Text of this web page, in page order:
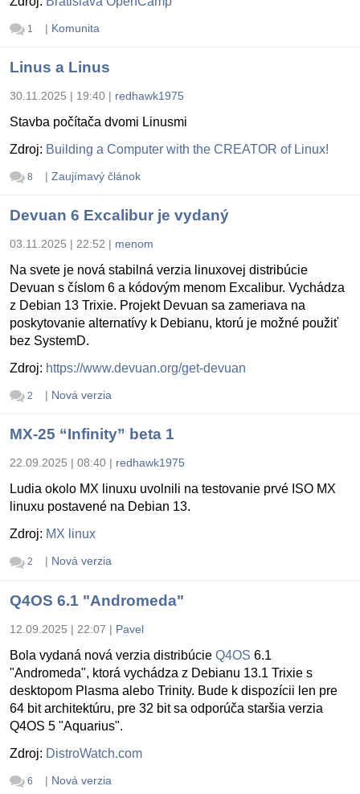
1 | Komunita
Linus a Linus
30.11.2025 | 19:40 | redhawk1975
Stavba počítača dvomi Linusmi
Zdroj: Building a Computer with the CREATOR of Linux!
8 | Zaujímavý článok
Devuan 6 Excalibur je vydaný
03.11.2025 | 22:52 | menom
Na svete je nová stabilná verzia linuxovej distribúcie
Devuan s číslom 6 a kódovým menom Excalibur. Vychádza
z Debian 13 Trixie. Projekt Devuan sa zameriava na
poskytovanie alternatívy k Debianu, ktorú je možné použiť
bez SystemD.
Zdroj: https://www.devuan.org/get-devuan
2 | Nová verzia
MX-25 “Infinity” beta 1
22.09.2025 | 08:40 | redhawk1975
Ludia okolo MX linuxu uvolnili na testovanie prvé ISO MX
linuxu postavené na Debian 13.
Zdroj: MX linux
2 | Nová verzia
Q4OS 6.1 "Andromeda"
12.09.2025 | 22:07 | Pavel
Bola vydaná nová verzia distribúcie Q4OS 6.1
"Andromeda", ktorá vychádza z Debianu 13.1 Trixie s
desktopom Plasma alebo Trinity. Bude k dispozícii len pre
64 bit architektúru, pre 32 bit sa odporúča staršia verzia
Q4OS 5 "Aquarius".
Zdroj: DistroWatch.com
6 | Nová verzia